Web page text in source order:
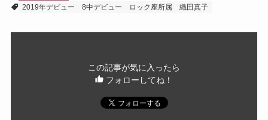
2019年デビュー
8中デビュー ロック座所属 織田真子
この記事が気に入ったら
フォローしてね！